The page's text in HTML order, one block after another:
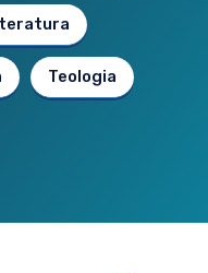
Teologia